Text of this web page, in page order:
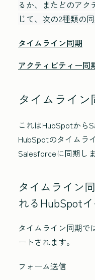
るか、またどのアク
じて、次の2種類の
タイムライン同期
アクティビティー同
タイムライン
これはHubSpotから
HubSpotのタイムラ
Salesforceに同期しま
タイムライン
れるHubSpot
タイムライン同期で
ートされます。
フォーム送信